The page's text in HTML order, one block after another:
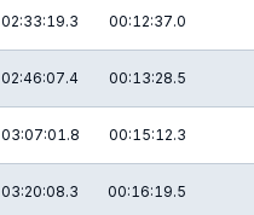
02:33:19.3 00:12:37.0
02:46:07.4 00:13:28.5
03:07:01.8 00:15:12.3
03:20:08.3 00:16:19.5